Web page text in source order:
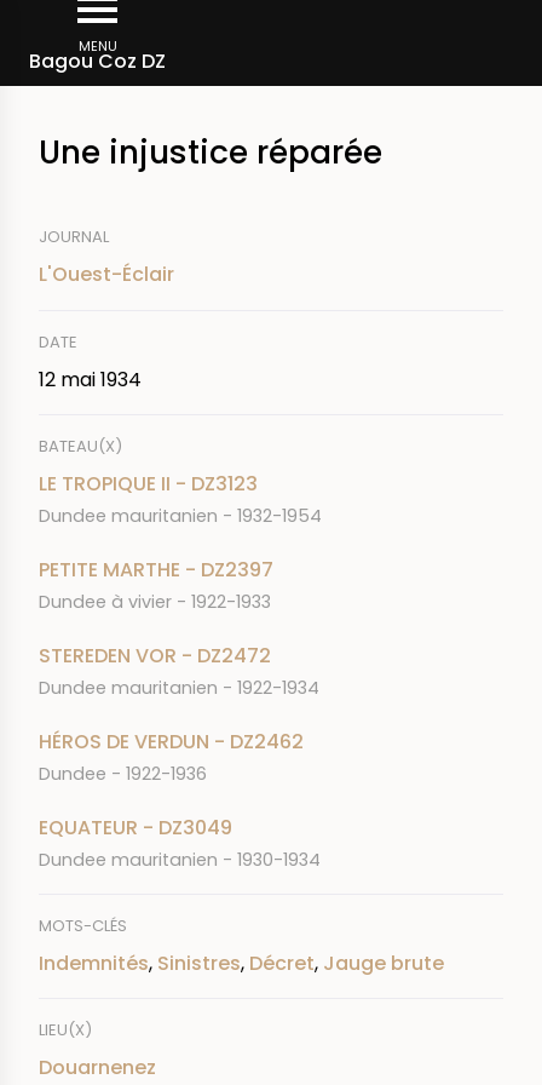
contenu
MENU
Bagou Coz DZ
d'Ariane
Rechercher dans la presse
Une injustice réparée
JOURNAL
L'Ouest-Éclair
DATE
12 mai 1934
BATEAU(X)
LE TROPIQUE II - DZ3123
Dundee mauritanien - 1932-1954
PETITE MARTHE - DZ2397
Dundee à vivier - 1922-1933
STEREDEN VOR - DZ2472
Dundee mauritanien - 1922-1934
HÉROS DE VERDUN - DZ2462
Dundee - 1922-1936
EQUATEUR - DZ3049
Dundee mauritanien - 1930-1934
MOTS-CLÉS
Indemnités, Sinistres, Décret, Jauge brute
LIEU(X)
Douarnenez